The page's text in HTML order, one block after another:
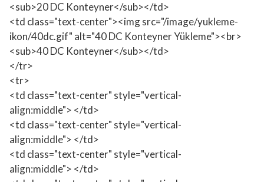
<sub>20 DC Konteyner</sub></td>
<td class="text-center"><img src="/image/yukleme-
ikon/40dc.gif" alt="40 DC Konteyner Yükleme"><br>
<sub>40 DC Konteyner</sub></td>
</tr>
<tr>
<td class="text-center" style="vertical-
align:middle"> </td>
<td class="text-center" style="vertical-
align:middle"> </td>
<td class="text-center" style="vertical-
align:middle"> </td>